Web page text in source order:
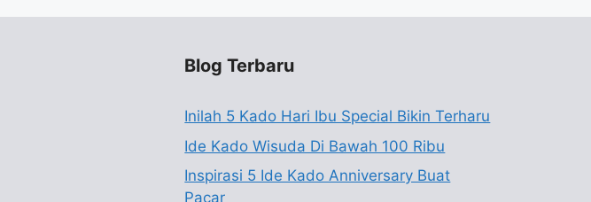
Blog Terbaru
Inilah 5 Kado Hari Ibu Special Bikin Terharu
Ide Kado Wisuda Di Bawah 100 Ribu
Inspirasi 5 Ide Kado Anniversary Buat
Pacar